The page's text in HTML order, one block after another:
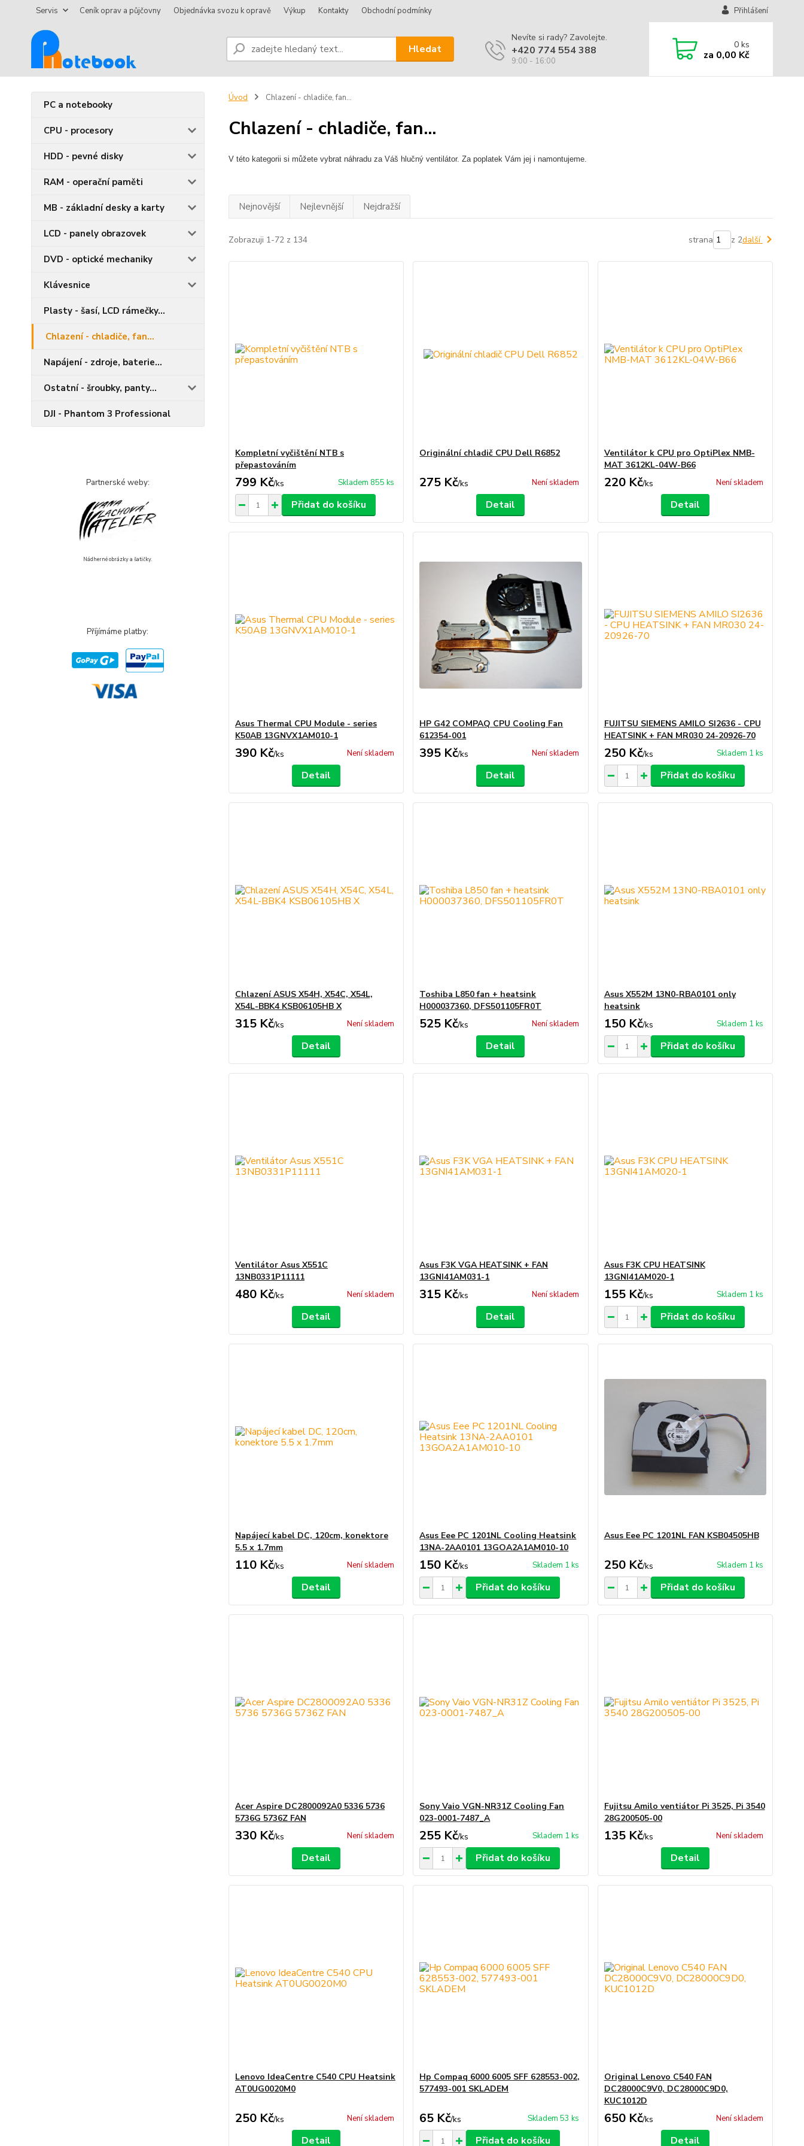
Servis Ceník oprav a půjčovny Objednávka svozu k opravě Výkup Kontakty Obchodní podmínky Přihlášení
Hledat
Nevíte si rady? Zavolejte.
+420 774 554 388
9:00 - 16:00
0ks
za 0,00 Kč
PC a notebooky
CPU - procesory
HDD - pevné disky
RAM - operační paměti
MB - základní desky a karty
LCD - panely obrazovek
DVD - optické mechaniky
Klávesnice
Plasty - šasí, LCD rámečky...
Chlazení - chladiče, fan...
Napájení - zdroje, baterie...
Ostatní - šroubky, panty...
DJI - Phantom 3 Professional
Partnerské weby:
Nádherné obrázky a šatičky.
Příjímáme platby:
Úvod Chlazení - chladiče, fan...
Chlazení - chladiče, fan...
V této kategorii si můžete vybrat náhradu za Váš hlučný ventilátor. Za poplatek Vám jej i namontujeme.
Nejnovější Nejlevnější Nejdražší
Zobrazuji 1-72 z 134 strana z 2další
Kompletní vyčištění NTB s
přepastováním
799 Kč/ks Skladem 855 ks
Přidat do košíku
Originální chladič CPU Dell R6852
275 Kč/ks Není skladem
Detail
Ventilátor k CPU pro OptiPlex NMB-
MAT 3612KL-04W-B66
220 Kč/ks Není skladem
Detail
Asus Thermal CPU Module - series
K50AB 13GNVX1AM010-1
390 Kč/ks Není skladem
Detail
HP G42 COMPAQ CPU Cooling Fan
612354-001
395 Kč/ks Není skladem
Detail
FUJITSU SIEMENS AMILO SI2636 - CPU
HEATSINK + FAN MR030 24-20926-70
250 Kč/ks Skladem 1 ks
Přidat do košíku
Chlazení ASUS X54H, X54C, X54L,
X54L-BBK4 KSB06105HB X
315 Kč/ks Není skladem
Detail
Toshiba L850 fan + heatsink
H000037360, DFS501105FR0T
525 Kč/ks Není skladem
Detail
Asus X552M 13N0-RBA0101 only
heatsink
150 Kč/ks Skladem 1 ks
Přidat do košíku
Ventilátor Asus X551C
13NB0331P11111
480 Kč/ks Není skladem
Detail
Asus F3K VGA HEATSINK + FAN
13GNI41AM031-1
315 Kč/ks Není skladem
Detail
Asus F3K CPU HEATSINK
13GNI41AM020-1
155 Kč/ks Skladem 1 ks
Přidat do košíku
Napájecí kabel DC, 120cm, konektore
5.5 x 1.7mm
110 Kč/ks Není skladem
Detail
Asus Eee PC 1201NL Cooling Heatsink
13NA-2AA0101 13GOA2A1AM010-10
150 Kč/ks Skladem 1 ks
Přidat do košíku
Asus Eee PC 1201NL FAN KSB04505HB
250 Kč/ks Skladem 1 ks
Přidat do košíku
Acer Aspire DC2800092A0 5336 5736
5736G 5736Z FAN
330 Kč/ks Není skladem
Detail
Sony Vaio VGN-NR31Z Cooling Fan
023-0001-7487_A
255 Kč/ks Skladem 1 ks
Přidat do košíku
Fujitsu Amilo ventiátor Pi 3525, Pi 3540
28G200505-00
135 Kč/ks Není skladem
Detail
Lenovo IdeaCentre C540 CPU Heatsink
AT0UG0020M0
250 Kč/ks Není skladem
Detail
Hp Compaq 6000 6005 SFF 628553-002,
577493-001 SKLADEM
65 Kč/ks Skladem 53 ks
Přidat do košíku
Original Lenovo C540 FAN
DC28000C9V0, DC28000C9D0,
KUC1012D
650 Kč/ks Není skladem
Detail